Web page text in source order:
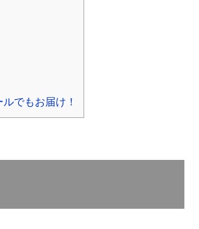
でもお届け！